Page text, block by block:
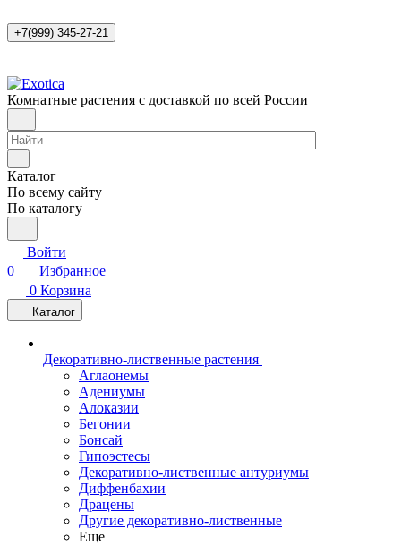
+7(999) 345-27-21
Комнатные растения с доставкой по всей России
Каталог
По всему сайту
По каталогу
Войти
0
Избранное
0 Корзина
Каталог
Декоративно-лиственные растения
Аглаонемы
Адениумы
Алоказии
Бегонии
Бонсай
Гипоэстесы
Декоративно-лиственные антуриумы
Диффенбахии
Драцены
Другие декоративно-лиственные
Еще